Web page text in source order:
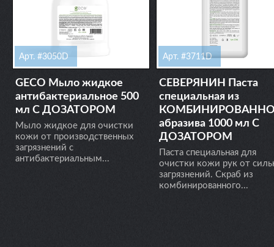
Арт. #3050D
GECO Мыло жидкое
антибактериальное 500
мл С ДОЗАТОРОМ
Мыло жидкое для очистки
кожи от производственных
загрязнений с
антибактериальным...
Арт. #3711D
СЕВЕРЯНИН Паста
специальная из
абразива 1000 мл С
ДОЗАТОРОМ
Паста специальная для
очистки кожи рук от
загрязнений. Скраб из
комбинированного...